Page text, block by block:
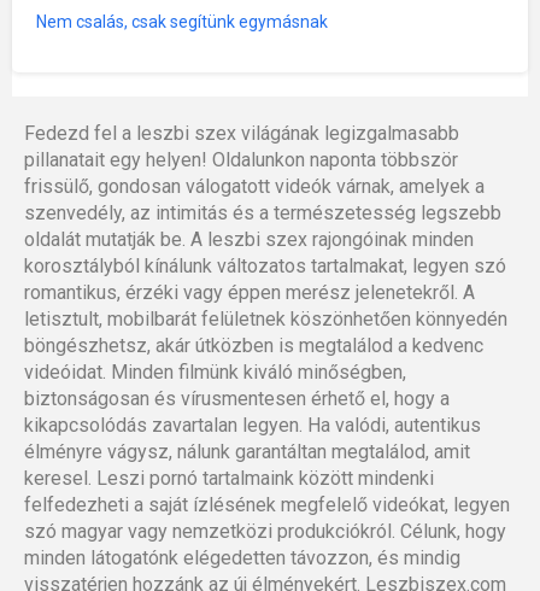
Nem csalás, csak segítünk egymásnak
Fedezd fel a leszbi szex világának legizgalmasabb
pillanatait egy helyen! Oldalunkon naponta többször
frissülő, gondosan válogatott videók várnak, amelyek a
szenvedély, az intimitás és a természetesség legszebb
oldalát mutatják be. A leszbi szex rajongóinak minden
korosztályból kínálunk változatos tartalmakat, legyen szó
romantikus, érzéki vagy éppen merész jelenetekről. A
letisztult, mobilbarát felületnek köszönhetően könnyedén
böngészhetsz, akár útközben is megtalálod a kedvenc
videóidat. Minden filmünk kiváló minőségben,
biztonságosan és vírusmentesen érhető el, hogy a
kikapcsolódás zavartalan legyen. Ha valódi, autentikus
élményre vágysz, nálunk garantáltan megtalálod, amit
keresel. Leszi pornó tartalmaink között mindenki
felfedezheti a saját ízlésének megfelelő videókat, legyen
szó magyar vagy nemzetközi produkciókról. Célunk, hogy
minden látogatónk elégedetten távozzon, és mindig
visszatérjen hozzánk az új élményekért. Leszbiszex.com